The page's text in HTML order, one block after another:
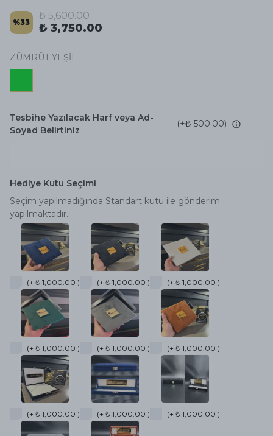
%33
₺ 5,600.00
₺ 3,750.00
ZÜMRÜT YEŞİL
Tesbihe Yazılacak Harf veya Ad-
Soyad Belirtiniz
(+₺ 500.00)
Hediye Kutu Seçimi
Seçim yapılmadığında Standart kutu ile gönderim
yapılmaktadır.
(+ ₺ 1,000.00 ) (+ ₺ 1,000.00 ) (+ ₺ 1,000.00 )
(+ ₺ 1,000.00 ) (+ ₺ 1,000.00 ) (+ ₺ 1,000.00 )
(+ ₺ 1,000.00 ) (+ ₺ 1,000.00 ) (+ ₺ 1,000.00 )